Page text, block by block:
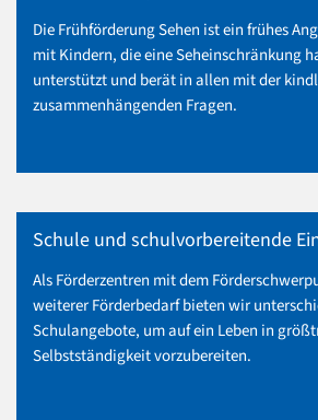
Die Frühförderung Sehen ist ein frühes
mit Kindern, die eine Seheinschränkung
unterstützt und berät in allen mit der
zusammenhängenden Fragen.
Schule und schulvorbereitende
Als Förderzentren mit dem
weiterer Förderbedarf bieten wir
Schulangebote, um auf ein Leben in
Selbstständigkeit vorzubereiten.
mehr zu Schule und